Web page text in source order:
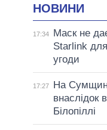
НОВИНИ
17:34
Маск не
Starlink
угоди
17:27
На
внаслідок
Білопіллі